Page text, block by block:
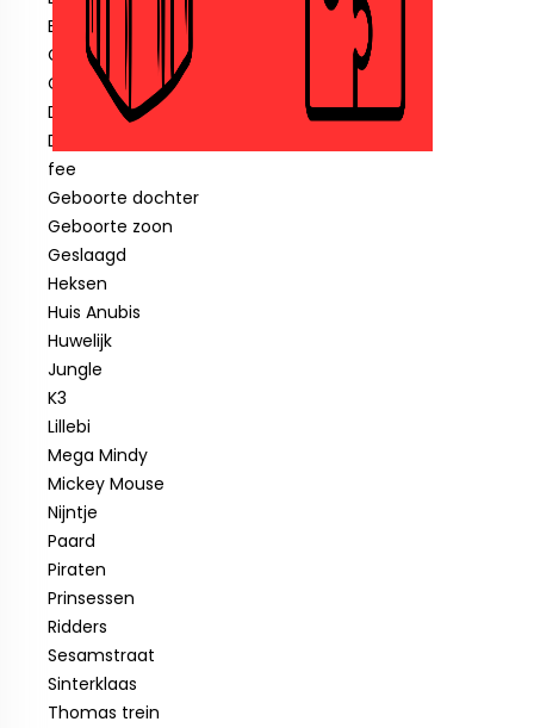
Blauwe piraat
Cars
Clown
Diverse feestartikelen
Donald Duck
fee
Geboorte dochter
Geboorte zoon
Geslaagd
Heksen
Huis Anubis
Huwelijk
Jungle
K3
Lillebi
Mega Mindy
Mickey Mouse
Nijntje
Paard
Piraten
Prinsessen
Ridders
Sesamstraat
Sinterklaas
Thomas trein